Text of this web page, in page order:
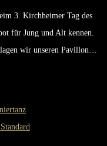
3. Kirchheimer Tag des
für Jung und Alt kennen.
wir unseren Pavillon…